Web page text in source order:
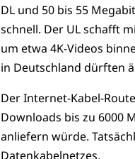
DL und 50 bis 55
schnell. Der UL schafft
um etwa 4K-Videos
in Deutschland dürften
Der Internet-Kabel-
Downloads bis zu 6000
anliefern würde.
Datenkabelnetzes.